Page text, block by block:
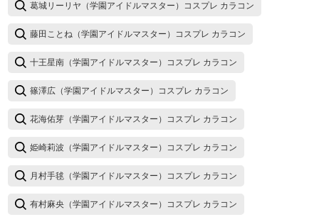
葛城リーリヤ（学園アイドルマスター）コスプレ カラコン
藤田ことね（学園アイドルマスター）コスプレ カラコン
十王星南（学園アイドルマスター）コスプレ カラコン
篠澤広（学園アイドルマスター）コスプレ カラコン
花海佑芽（学園アイドルマスター）コスプレ カラコン
姫崎莉波（学園アイドルマスター）コスプレ カラコン
月村手毬（学園アイドルマスター）コスプレ カラコン
有村麻央（学園アイドルマスター）コスプレ カラコン